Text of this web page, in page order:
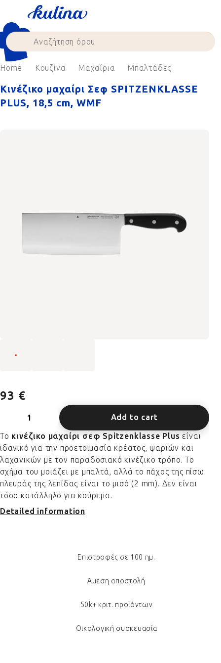
content
Home Κουζίνα Μαχαίρια Μπαλτάδες
Κινέζικο μαχαίρι Σεφ SPITZENKLASSE
PLUS, 18,5 cm, WMF
93 €
Add to cart
Το κινέζικο μαχαίρι σεφ Spitzenklasse Plus είναι
ιδανικό για την προετοιμασία κρέατος, ψαριών και
λαχανικών με τον παραδοσιακό κινέζικο τρόπο. Το
σχήμα του μοιάζει με μπαλτά, αλλά το πάχος της πίσω
πλευράς της λεπίδας είναι το μισό (2 mm). Δεν είναι
τόσο κατάλληλο για κούρεμα.
Detailed information
Επιστροφές σε 100 ημ.
Άμεση αποστολή
50k+ κριτ. προϊόντων
Οικολογική συσκευασία